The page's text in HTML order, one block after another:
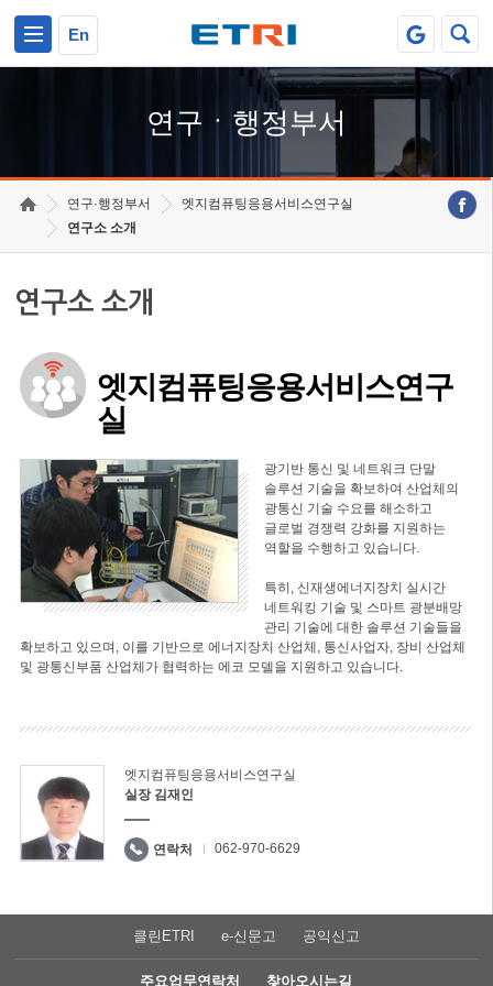
En
연구ㆍ행정부서
연구·행정부서
엣지컴퓨팅응용서비스연구실
연구소 소개
연구소 소개
엣지컴퓨팅응용서비스연구
실
광기반 통신 및 네트워크 단말
솔루션 기술을 확보하여 산업체의
광통신 기술 수요를 해소하고
글로벌 경쟁력 강화를 지원하는
역할을 수행하고 있습니다.
특히, 신재생에너지장치 실시간
네트워킹 기술 및 스마트 광분배망
관리 기술에 대한 솔루션 기술들을
확보하고 있으며, 이를 기반으로 에너지장치 산업체, 통신사업자, 장비 산업체
및 광통신부품 산업체가 협력하는 에코 모델을 지원하고 있습니다.
엣지컴퓨팅응용서비스연구실
실장 김재인
연락처 062-970-6629
클린ETRI e-신문고 공익신고
주요업무연락처 찾아오시는길